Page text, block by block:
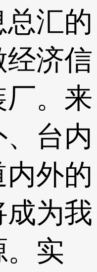
汇的
济信
。来
、台内
外的
为我
实